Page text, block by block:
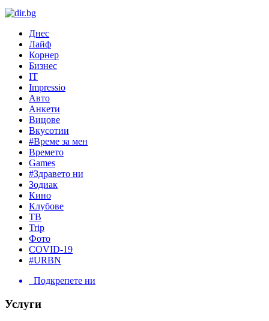
Днес
Лайф
Корнер
Бизнес
IT
Impressio
Авто
Анкети
Вицове
Вкусотии
#Време за мен
Времето
Games
#Здравето ни
Зодиак
Кино
Клубове
ТВ
Trip
Фото
COVID-19
#URBN
Подкрепете ни
Услуги